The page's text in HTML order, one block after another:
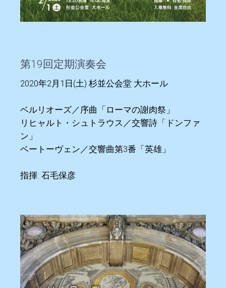
第19回定期演奏会
2020年2月1日(土) 杉並公会堂 大ホール
ベルリオーズ／序曲「ローマの謝肉祭」
リヒャルト・シュトラウス／交響詩「ドンファ
ン」
ベートーヴェン／交響曲第3番「英雄」
指揮: 石毛保彦